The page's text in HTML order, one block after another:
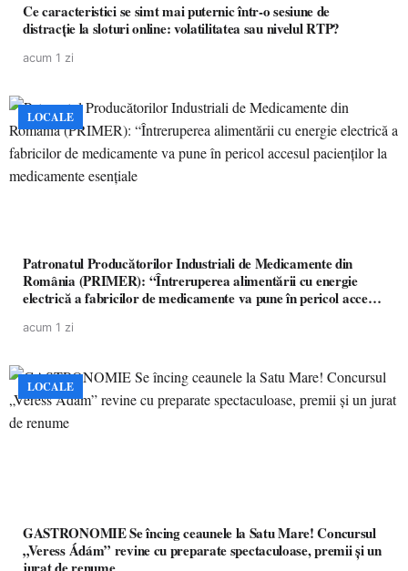
Ce caracteristici se simt mai puternic într-o sesiune de
distracție la sloturi online: volatilitatea sau nivelul RTP?
acum 1 zi
LOCALE
Patronatul Producătorilor Industriali de Medicamente din
România (PRIMER): “Întreruperea alimentării cu energie
electrică a fabricilor de medicamente va pune în pericol accesul
acum 1 zi
LOCALE
GASTRONOMIE Se încing ceaunele la Satu Mare! Concursul
„Veress Ádám” revine cu preparate spectaculoase, premii și un